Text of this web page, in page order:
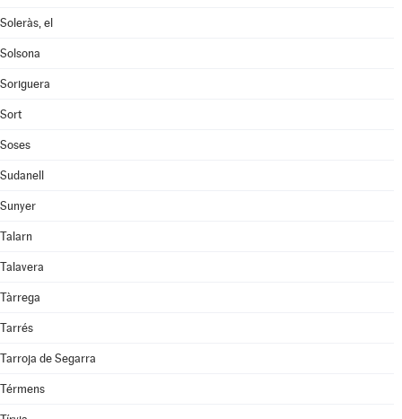
Soleràs, el
Solsona
Soriguera
Sort
Soses
Sudanell
Sunyer
Talarn
Talavera
Tàrrega
Tarrés
Tarroja de Segarra
Térmens